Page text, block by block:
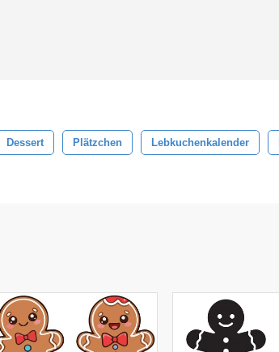
Dessert Plätzchen Lebkuchenkalender